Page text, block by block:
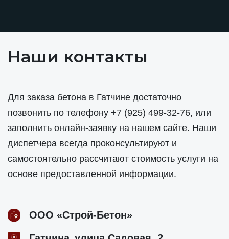
Наши контакты
Для заказа бетона в Гатчине достаточно
позвонить по телефону +7 (925) 499-32-76, или
заполнить онлайн-заявку на нашем сайте. Наши
диспетчера всегда проконсультируют и
самостоятельно рассчитают стоимость услуги на
основе предоставленной информации.
ООО «Строй-Бетон»